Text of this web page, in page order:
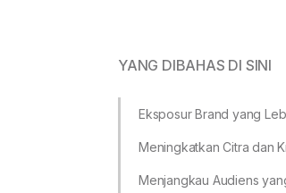
YANG DIBAHAS DI SINI
Eksposur Brand yang
Meningkatkan Citra dan
Menjangkau Audiens